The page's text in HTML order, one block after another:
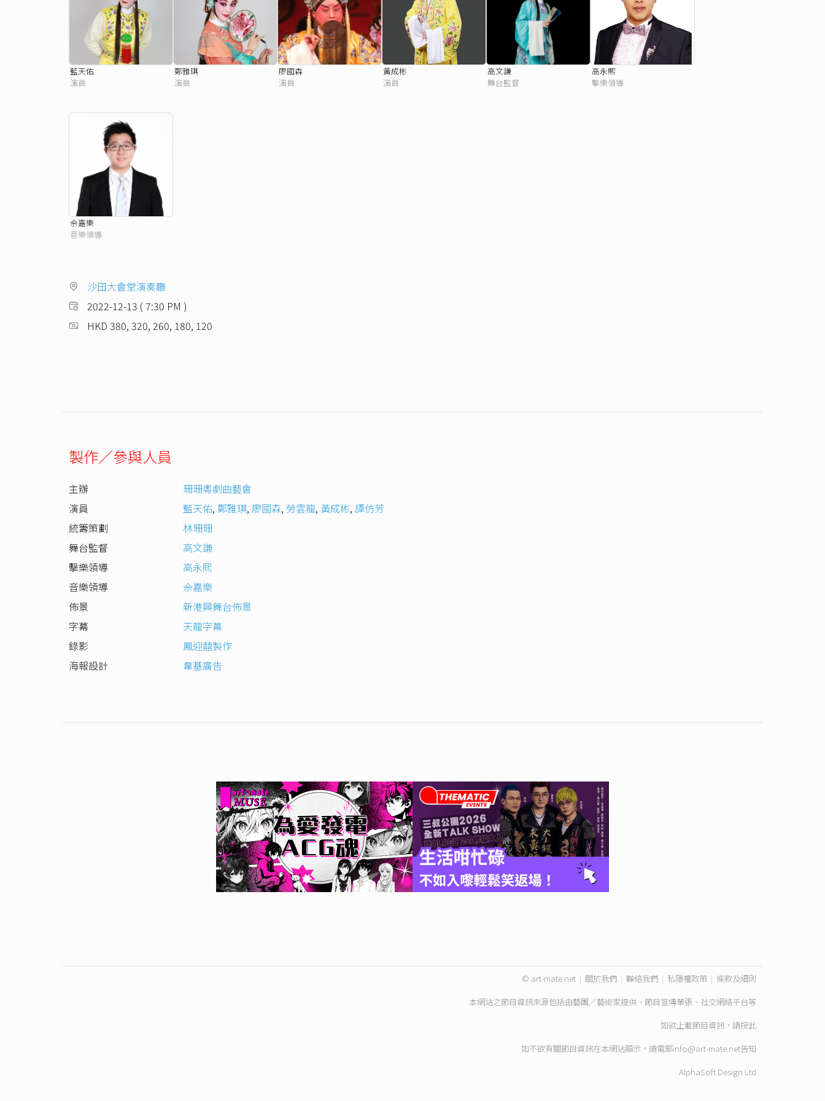
藍天佑
演員
鄭雅琪
演員
廖國森
演員
黃成彬
演員
高文謙
舞台監督
高永熙
擊樂領導
佘嘉樂
音樂領導
沙田大會堂演奏廳
2022-12-13 ( 7:30 PM )
HKD 380, 320, 260, 180, 120
製作／參與人員
主辦
珊珊粵劇曲藝會
演員
藍天佑, 鄭雅琪, 廖國森, 勞雲龍, 黃成彬, 譚仿芳
統籌策劃
林珊珊
舞台監督
高文謙
擊樂領導
高永熙
音樂領導
佘嘉樂
佈景
新港興舞台佈景
字幕
天龍字幕
錄影
鳳迎囍製作
海報設計
韋基廣告
© art-mate.net | 關於我們 | 聯絡我們 | 私隱權政策 | 條款及細則
本網站之節目資訊來源包括由藝團／藝術家提供、節目宣傳單張、社交網絡平台等
如欲上載節目資訊，請按此
如不欲有關節目資訊在本網站顯示，請電郵info@art-mate.net告知
AlphaSoft Design Ltd